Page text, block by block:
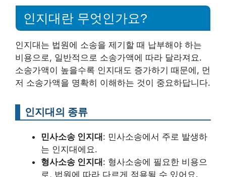
인지대란 무엇인가요?
인지대는 법원에 소송을 제기할 때 납부해야 하는
비용으로, 일반적으로 소송가액에 따라 달라져요.
소송가액이 높을수록 인지대도 증가하기 때문에, 먼
저 소송가액을 명확히 이해하는 것이 중요하답니다.
인지대의 종류
민사소송 인지대 : 민사소송에서 주로 발생하
는 인지대에요.
형사소송 인지대 : 형사소송에 필요한 비용으
로, 법원에 따라 다르게 적용될 수 있어요.